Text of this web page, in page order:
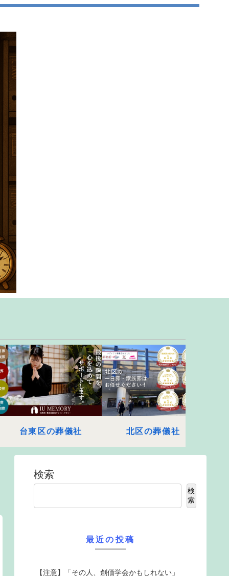
台東区の葬儀社 北区の葬儀社
検索
検
索
最近の投稿
【注意】「その人、創価学会かもしれない」